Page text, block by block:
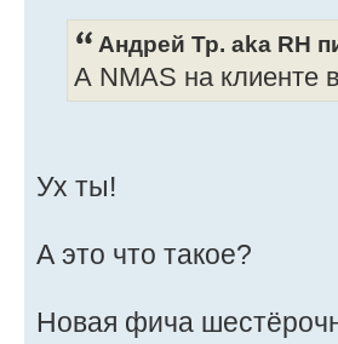
Андрей Тр. aka RH
А NMAS на клиенте
Ух ты!
А это что такое?
Новая фича